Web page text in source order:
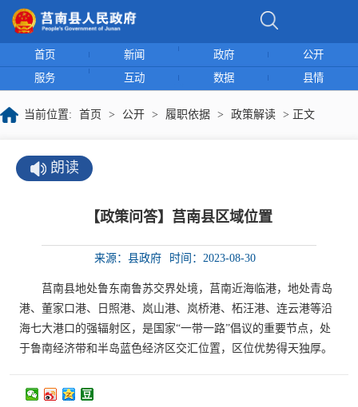
首页 新闻 政府
公开
服务
互动 数据 县情
当前位置: 首页 > 公开 > 履职依据 > 政策解读 > 正文
朗读
【政策问答】莒南县区域位置
来源：县政府 时间：2023-08-30
莒南县地处鲁东南鲁苏交界处境，莒南近海临港，地处青岛
港、董家口港、日照港、岚山港、岚桥港、柘汪港、连云港等沿
海七大港口的强辐射区，是国家“一带一路”倡议的重要节点，处
于鲁南经济带和半岛蓝色经济区交汇位置，区位优势得天独厚。